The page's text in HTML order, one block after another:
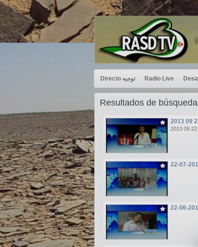
Directo توجيه Radio Live
Resultados de búsqueda